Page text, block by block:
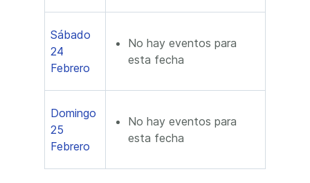
Sábado
24
Febrero
No hay eventos para
esta fecha
Domingo
25
Febrero
No hay eventos para
esta fecha